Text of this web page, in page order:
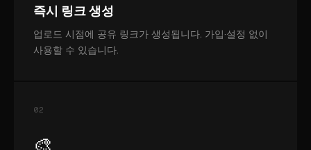
즉시 링크 생성
업로드 시점에 공유 링크가 생성됩니다. 가입·설정 없이
사용할 수 있습니다.
02